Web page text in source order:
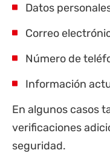
Datos
Correo
Número de
Información
En algunos casos
verificaciones
seguridad.